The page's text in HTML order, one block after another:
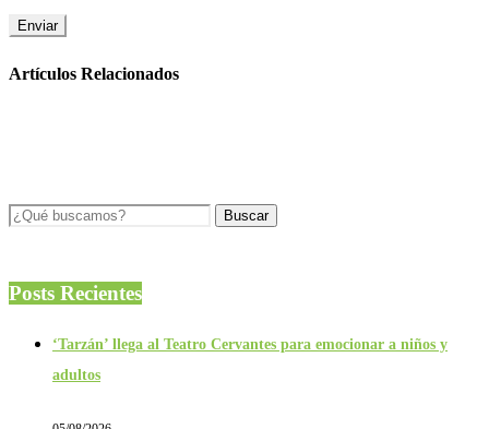
Artículos Relacionados
Posts Recientes
‘Tarzán’ llega al Teatro Cervantes para emocionar a niños y
adultos